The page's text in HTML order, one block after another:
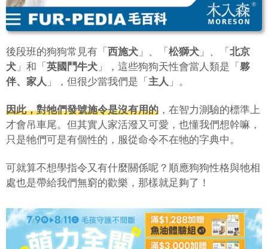
後段班的狗狗常見有「 西施犬 」、「 松獅犬 」、「 北京
犬 」和「 英國鬥牛犬 」，這些狗狗天性會當人類是「 夥
伴、家人 」，但很少當我們是「 主人 」。
因此，對牠們發號施令是沒有用的 ，在智力測驗的標準上
才會吊車尾。但其實人家活潑又可愛，也懂我們想幹嘛，
只是牠們可是有個性的，服從命令不在牠的字典中。
可就算不想學指令又有什麼關係呢？順應狗狗性格與牠相
處也是帶給我們無窮的歡樂，那樣就足夠了！